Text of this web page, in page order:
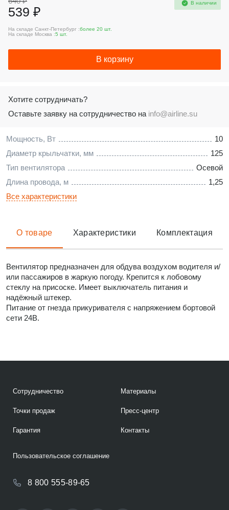
Мощность, Вт
10
Диаметр крыльчатки, мм
125
Тип вентилятора
Осевой
Длина провода, м
1,25
Все характеристики
539 ₽
В наличии
На складе Санкт-Петербург :более 20 шт.
На складе Москва :5 шт.
В корзину
Хотите сотрудничать?
Оставьте заявку на сотрудничество на info@airline.su
О товаре Характеристики Комплектация
Вентилятор предназначен для обдува воздухом водителя и/
или пассажиров в жаркую погоду. Крепится к лобовому
стеклу на присоске. Имеет выключатель питания и
надёжный штекер.
Питание от гнезда прикуривателя с напряжением бортовой
сети 24В.
Сотрудничество
Точки продаж
Гарантия
Материалы
Пресс-центр
Контакты
8 800 555-89-65
Пользовательское соглашение